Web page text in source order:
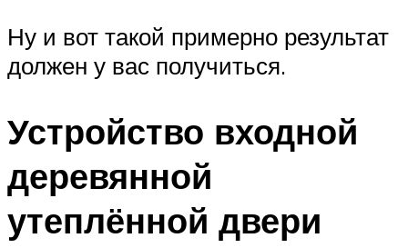
Ну и вот такой примерно результат
должен у вас получиться.
Устройство входной
деревянной
утеплённой двери